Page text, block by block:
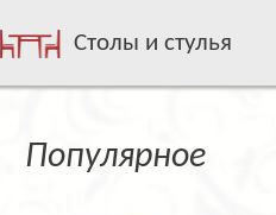
Столы и стулья
Популярное